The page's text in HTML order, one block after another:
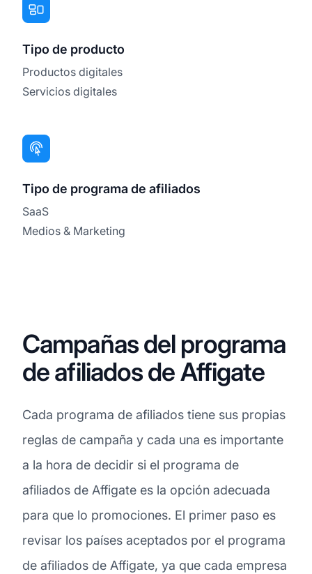
Tipo de producto
Productos digitales
Servicios digitales
Tipo de programa de afiliados
SaaS
Medios & Marketing
Campañas del programa
de afiliados de Affigate
Cada programa de afiliados tiene sus propias
reglas de campaña y cada una es importante
a la hora de decidir si el programa de
afiliados de Affigate es la opción adecuada
para que lo promociones. El primer paso es
revisar los países aceptados por el programa
de afiliados de Affigate, ya que cada empresa